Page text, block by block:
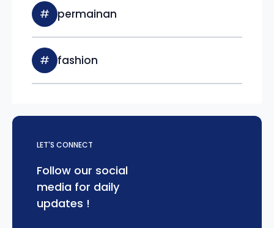
# permainan
# fashion
LET'S CONNECT
Follow our social
media for daily
updates !